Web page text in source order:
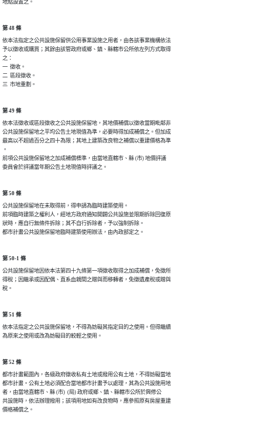
第 48 條
依本法指定之公共設施保留供公用事業設施之用者，由各該事業機構依法
予以徵收或購買；其餘由該管政府或鄉、鎮、縣轄市公所依左列方式取得
之：
一  徵收。
二  區段徵收。
第 49 條
依本法徵收或區段徵收之公共設施保留地，其地價補償以徵收當期毗鄰非
公共設施保留地之平均公告土地現值為準，必要時得加成補償之。但加成
最高以不超過百分之四十為限；其地上建築改良物之補償以重建價格為準
。
前項公共設施保留地之加成補償標準，由當地直轄市、縣 (市) 地價評議
第 50 條
公共設施保留地在未取得前，得申請為臨時建築使用。
前項臨時建築之權利人，經地方政府通知開闢公共設施並限期拆除回復原
狀時，應自行無條件拆除；其不自行拆除者，予以強制拆除。
第 50-1 條
公共設施保留地因依本法第四十九條第一項徵收取得之加成補償，免徵所
得稅；因繼承或因配偶、直系血親間之贈與而移轉者，免徵遺產稅或贈與
第 51 條
依本法指定之公共設施保留地，不得為妨礙其指定目的之使用。但得繼續
第 52 條
都市計畫範圍內，各級政府徵收私有土地或撥用公有土地，不得妨礙當地
都市計畫。公有土地必須配合當地都市計畫予以處理，其為公共設施用地
者，由當地直轄市、縣 (市)  (局) 政府或鄉、鎮、縣轄市公所於興修公
共設施時，依法辦理撥用；該項用地如有改良物時，應參照原有房屋重建